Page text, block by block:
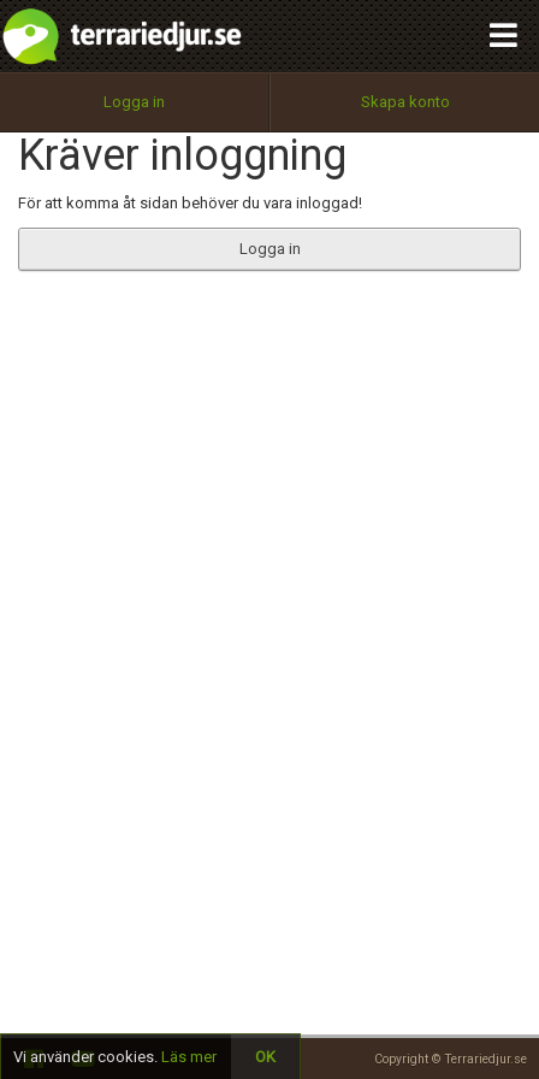
Logga in Skapa konto
Kräver inloggning
För att komma åt sidan behöver du vara inloggad!
Logga in
Copyright © Terrariedjur.se
Utför
100%
OK
integritetspolicy
Namn:
Epost:
Begär nytt lösenord
Tillbaka till förstasidan
Vi använder cookies. Läs mer OK